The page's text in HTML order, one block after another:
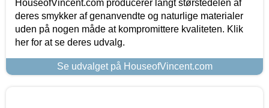
HouseofVincent.com producerer langt størstedelen af
deres smykker af genanvendte og naturlige materialer
uden på nogen måde at kompromittere kvaliteten. Klik
her for at se deres udvalg.
Se udvalget på HouseofVincent.com